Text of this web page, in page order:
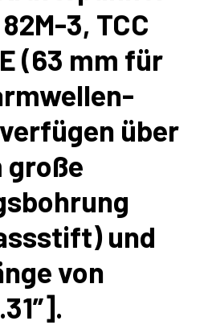
3, TCC
(63 mm für
über
große
und
von